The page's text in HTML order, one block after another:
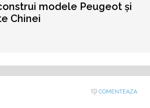
modele Peugeot și
Chinei
COMENTEAZA